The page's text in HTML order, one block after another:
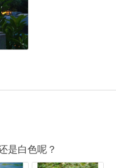
是白色呢？